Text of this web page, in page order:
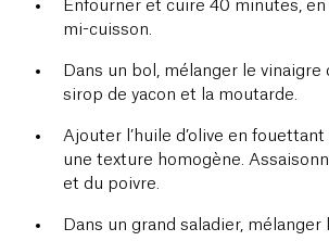
Enfourner et cuire 40 minutes,
mi-cuisson.
Dans un bol, mélanger le vinaigre
sirop de yacon et la moutarde.
Ajouter l’huile d’olive en fouettant
une texture homogène.
et du poivre.
Dans un grand saladier,